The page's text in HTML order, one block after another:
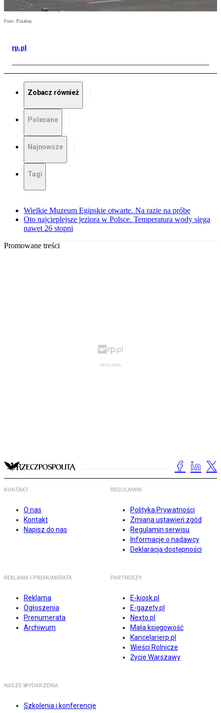
Foto: Pixabay
rp.pl
Zobacz również
Polecane
Najnowsze
Tagi
Wielkie Muzeum Egipskie otwarte. Na razie na próbę
Oto najcieplejsze jeziora w Polsce. Temperatura wody sięga
nawet 26 stopni
Promowane treści
KONTAKT
O nas
Kontakt
Napisz do nas
REGULAMIN
Polityka Prywatności
Zmiana ustawień zgód
Regulamin serwisu
Informacje o nadawcy
Deklaracja dostępności
REKLAMA I PRENUMERATA
Reklama
Ogłoszenia
Prenumerata
Archiwum
PARTNERZY
E-kiosk.pl
E-gazety.pl
Nexto.pl
Mała księgowość
Kancelarierp.pl
Wieści Rolnicze
Życie Warszawy
NASZE WYDARZENIA
Szkolenia i konferencje